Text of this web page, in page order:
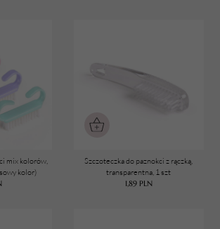
0
DO KOSZYKA
mix kolorów,
kolor)
Szczoteczka do paznokci z rączką,
transparentna, 1 szt
1,89 PLN